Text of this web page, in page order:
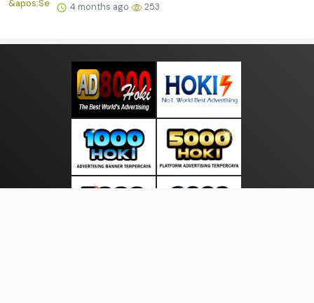
4 months ago 253